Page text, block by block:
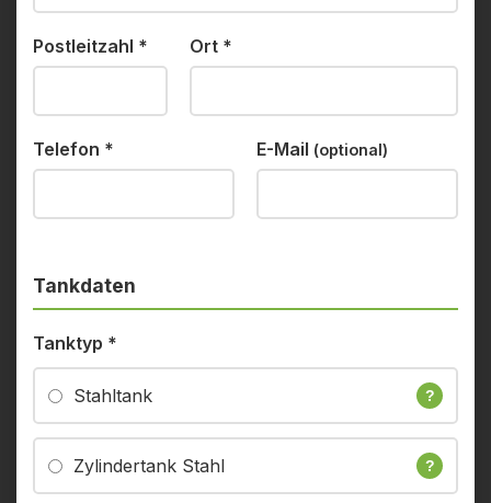
Postleitzahl * Ort *
Telefon * E-Mail (optional)
Tankdaten
Tanktyp *
Stahltank ?
Zylindertank Stahl ?